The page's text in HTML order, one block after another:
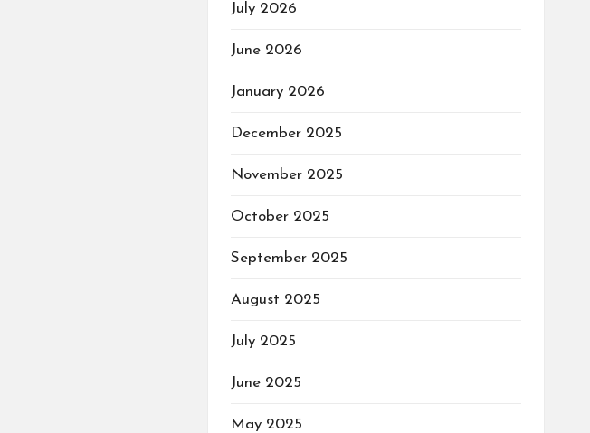
July 2026
June 2026
January 2026
December 2025
November 2025
October 2025
September 2025
August 2025
July 2025
June 2025
May 2025